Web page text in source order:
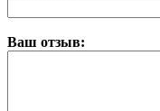
Ваш отзыв: